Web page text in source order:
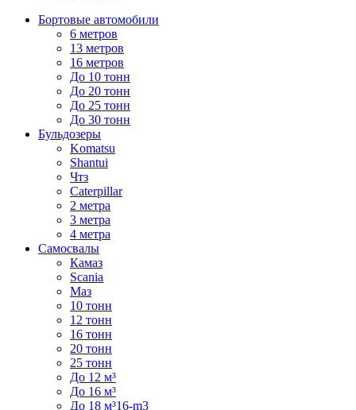
Бортовые автомобили
6 метров
13 метров
16 метров
До 10 тонн
До 20 тонн
До 25 тонн
До 30 тонн
Бульдозеры
Komatsu
Shantui
Чтз
Caterpillar
2 метра
3 метра
4 метра
Самосвалы
Камаз
Scania
Маз
10 тонн
12 тонн
16 тонн
20 тонн
25 тонн
До 12 м³
До 16 м³
До 18 м³16-m3